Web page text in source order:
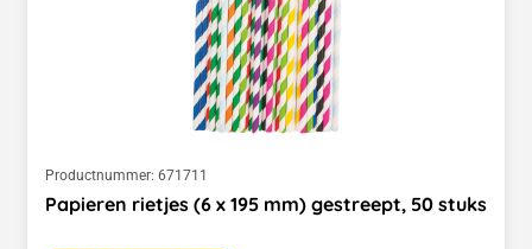
Productnummer: 671711
Papieren rietjes (6 x 195 mm) gestreept, 50 stuks